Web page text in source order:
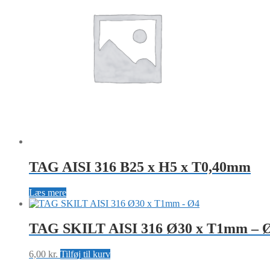
TAG AISI 316 B25 x H5 x T0,40mm
Læs mere
TAG SKILT AISI 316 Ø30 x T1mm –
6,00 kr. Tilføj til kurv